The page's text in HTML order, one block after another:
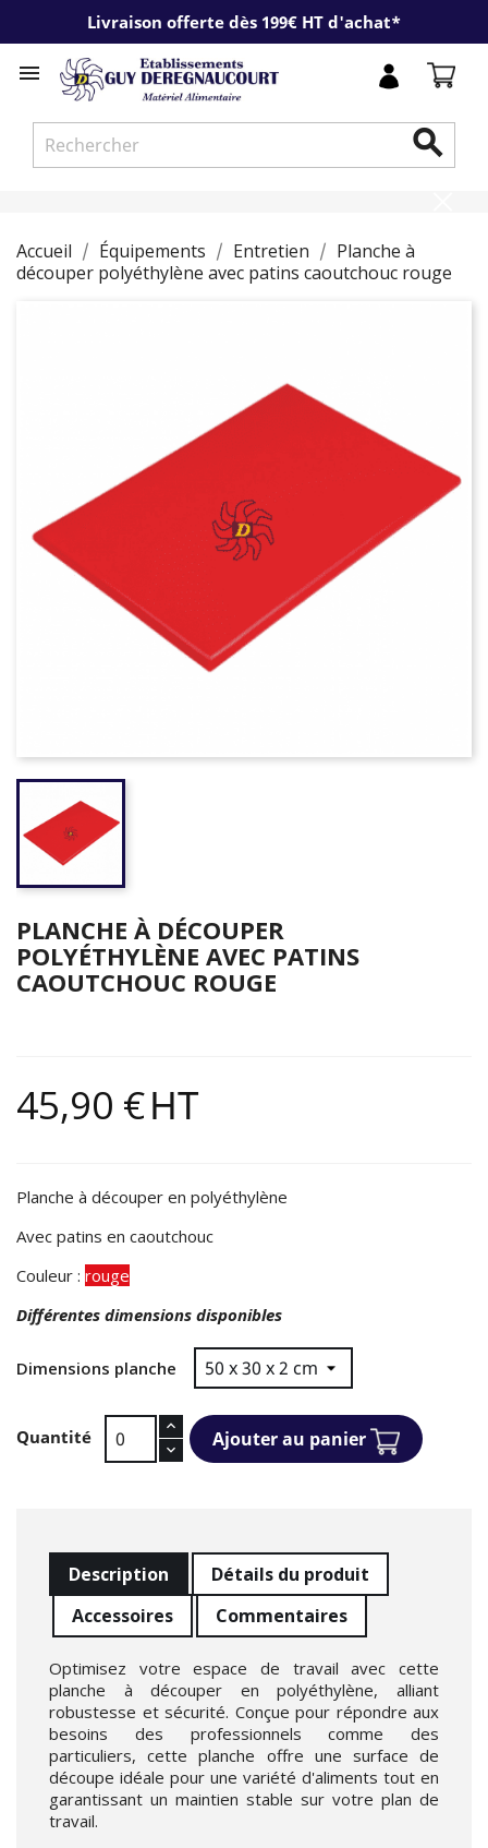
Livraison offerte dès 199€ HT d'achat*


Accueil Équipements Entretien
Planche à
découper polyéthylène avec patins caoutchouc rouge
PLANCHE À DÉCOUPER
POLYÉTHYLÈNE AVEC PATINS
CAOUTCHOUC ROUGE
45,90 €HT
Planche à découper en polyéthylène
Avec patins en caoutchouc
Couleur : rouge
Différentes dimensions disponibles
Dimensions planche
Quantité Ajouter au panier
Description
Détails du produit
Accessoires
Commentaires
Optimisez votre espace de travail avec cette
planche à découper en polyéthylène, alliant
robustesse et sécurité. Conçue pour répondre aux
besoins des professionnels comme des
particuliers, cette planche offre une surface de
découpe idéale pour une variété d'aliments tout en
garantissant un maintien stable sur votre plan de
travail.